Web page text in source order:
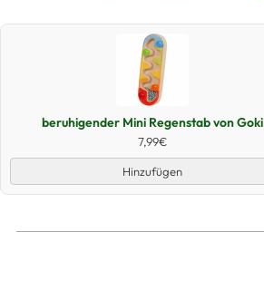
Schnellansicht
beruhigender Mini Regenstab von Goki
7,99€
Hinzufügen